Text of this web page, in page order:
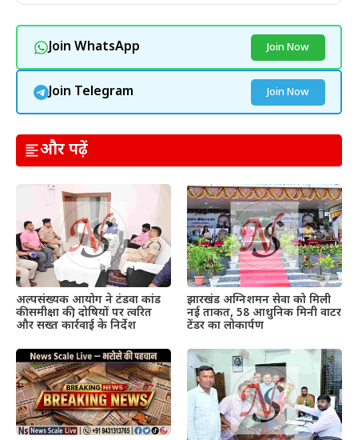
Join WhatsApp Join Now
Join Telegram Join Now
और पढ़ें
अल्पसंख्यक आयोग ने टंडवा कांड
की समीक्षा की, दोषियों पर त्वरित
और सख्त कार्रवाई के निर्देश
झारखंड अग्निशमन सेवा को मिली
नई ताकत, 58 आधुनिक मिनी वाटर
टेंडर का लोकार्पण